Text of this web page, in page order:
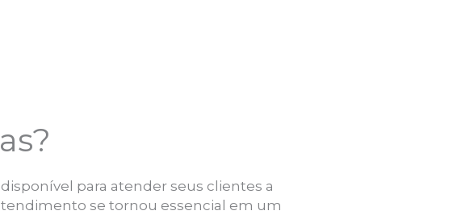
para atender seus clientes a
se tornou essencial em um